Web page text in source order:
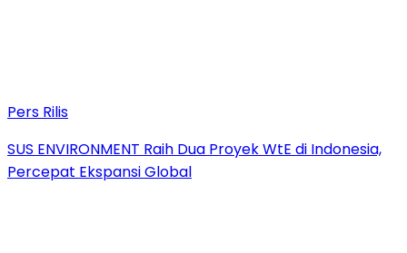
Pers Rilis
SUS ENVIRONMENT Raih Dua Proyek WtE di Indonesia,
Percepat Ekspansi Global